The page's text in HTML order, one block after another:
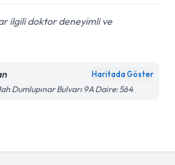
ilgili doktor deneyimli ve
Haritada Göster
Dumlupınar Bulvarı 9A Daire: 564